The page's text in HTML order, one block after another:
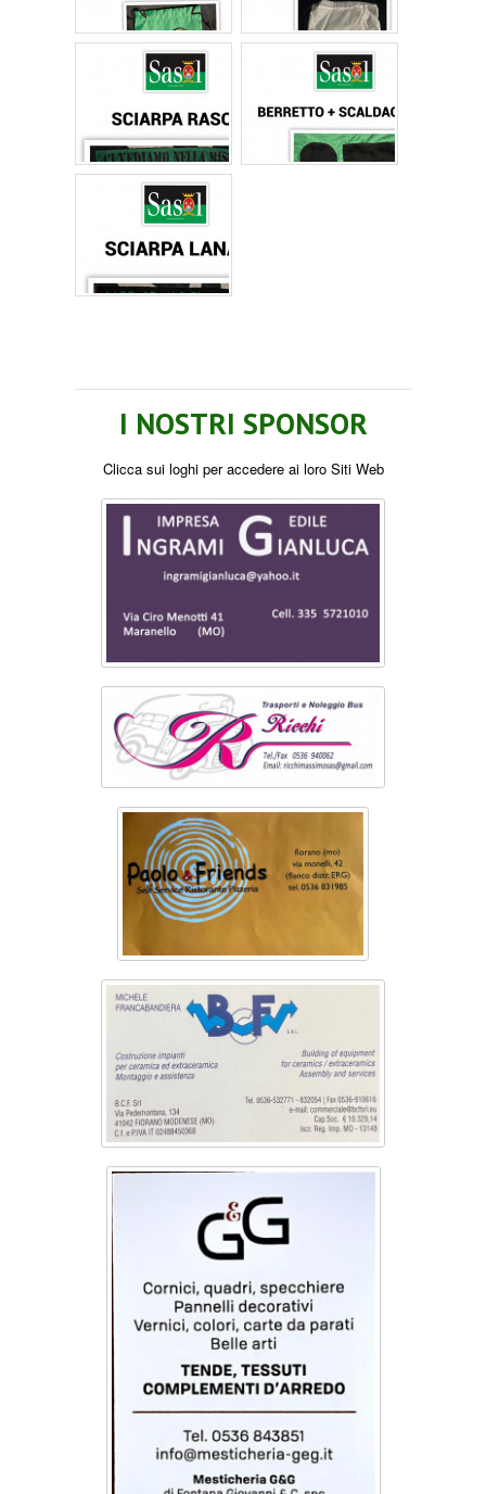
I NOSTRI SPONSOR
Clicca sui loghi per accedere ai loro Siti Web